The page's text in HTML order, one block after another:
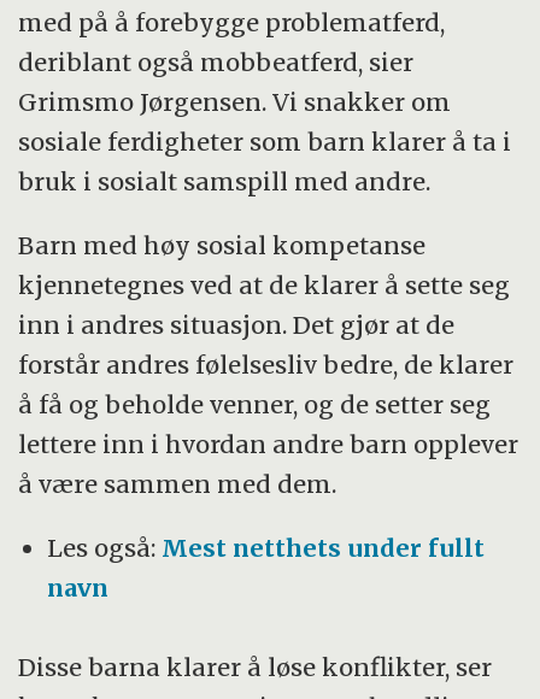
med på å forebygge problematferd,
deriblant også mobbeatferd, sier
Grimsmo Jørgensen. Vi snakker om
sosiale ferdigheter som barn klarer å ta i
bruk i sosialt samspill med andre.
Barn med høy sosial kompetanse
kjennetegnes ved at de klarer å sette seg
inn i andres situasjon. Det gjør at de
forstår andres følelsesliv bedre, de klarer
å få og beholde venner, og de setter seg
lettere inn i hvordan andre barn opplever
å være sammen med dem.
Les også: Mest netthets under fullt
navn
Disse barna klarer å løse konflikter, ser